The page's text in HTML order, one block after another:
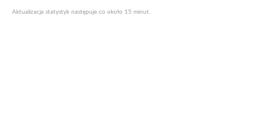
Aktualizacja statystyk następuje co około 15 minut.